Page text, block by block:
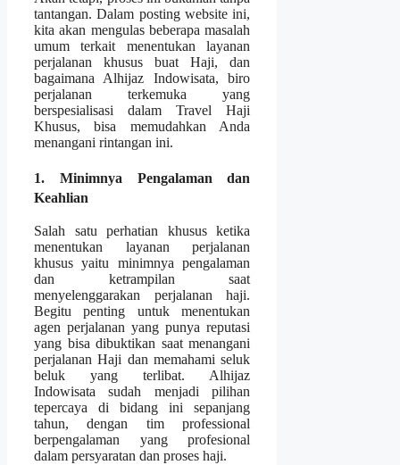
tantangan. Dalam posting website ini,
kita akan mengulas beberapa masalah
umum terkait menentukan layanan
perjalanan khusus buat Haji, dan
bagaimana Alhijaz Indowisata, biro
perjalanan terkemuka yang
berspesialisasi dalam Travel Haji
Khusus, bisa memudahkan Anda
menangani rintangan ini.
1. Minimnya Pengalaman dan
Keahlian
Salah satu perhatian khusus ketika
menentukan layanan perjalanan
khusus yaitu minimnya pengalaman
dan ketrampilan saat
menyelenggarakan perjalanan haji.
Begitu penting untuk menentukan
agen perjalanan yang punya reputasi
yang bisa dibuktikan saat menangani
perjalanan Haji dan memahami seluk
beluk yang terlibat. Alhijaz
Indowisata sudah menjadi pilihan
tepercaya di bidang ini sepanjang
tahun, dengan tim professional
berpengalaman yang profesional
dalam persyaratan dan proses haji.